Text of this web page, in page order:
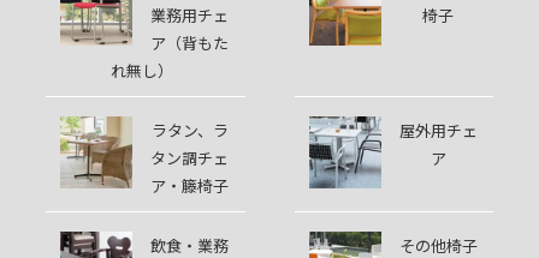
業務用チェ
ア（背もた
れ無し）
椅子
ラタン、ラ
タン調チェ
ア・籐椅子
屋外用チェ
ア
飲食・業務
その他椅子